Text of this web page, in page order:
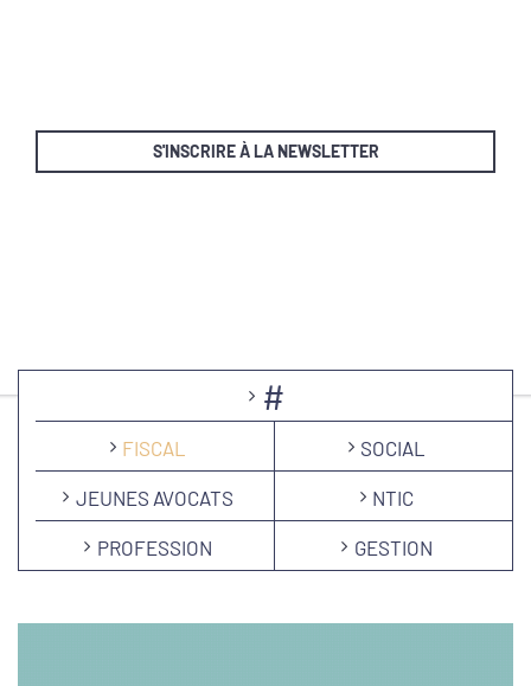
S'INSCRIRE À LA NEWSLETTER
#
FISCAL SOCIAL
JEUNES AVOCATS NTIC
PROFESSION GESTION